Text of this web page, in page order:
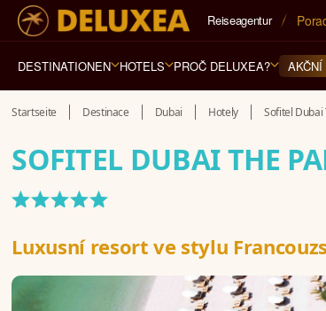
Reiseagentur 5*
DESTINATIONEN HOTELS PROČ DELUXEA?
Startseite Destinace Dubai Hotely Sofitel Dubai
SOFITEL DUBAI THE
*****
Luxusní resort ve stylu